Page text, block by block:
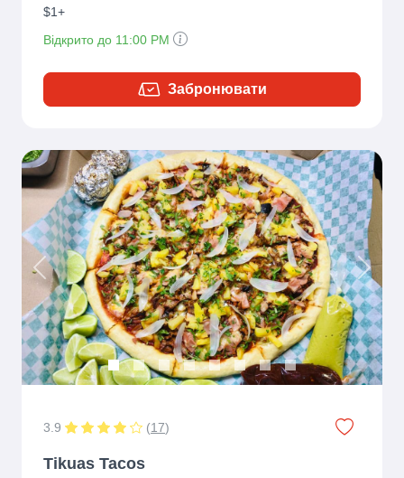
$1+
Відкрито до 11:00 PM
Забронювати
Previous Next
3.9 (17)
Tikuas Tacos